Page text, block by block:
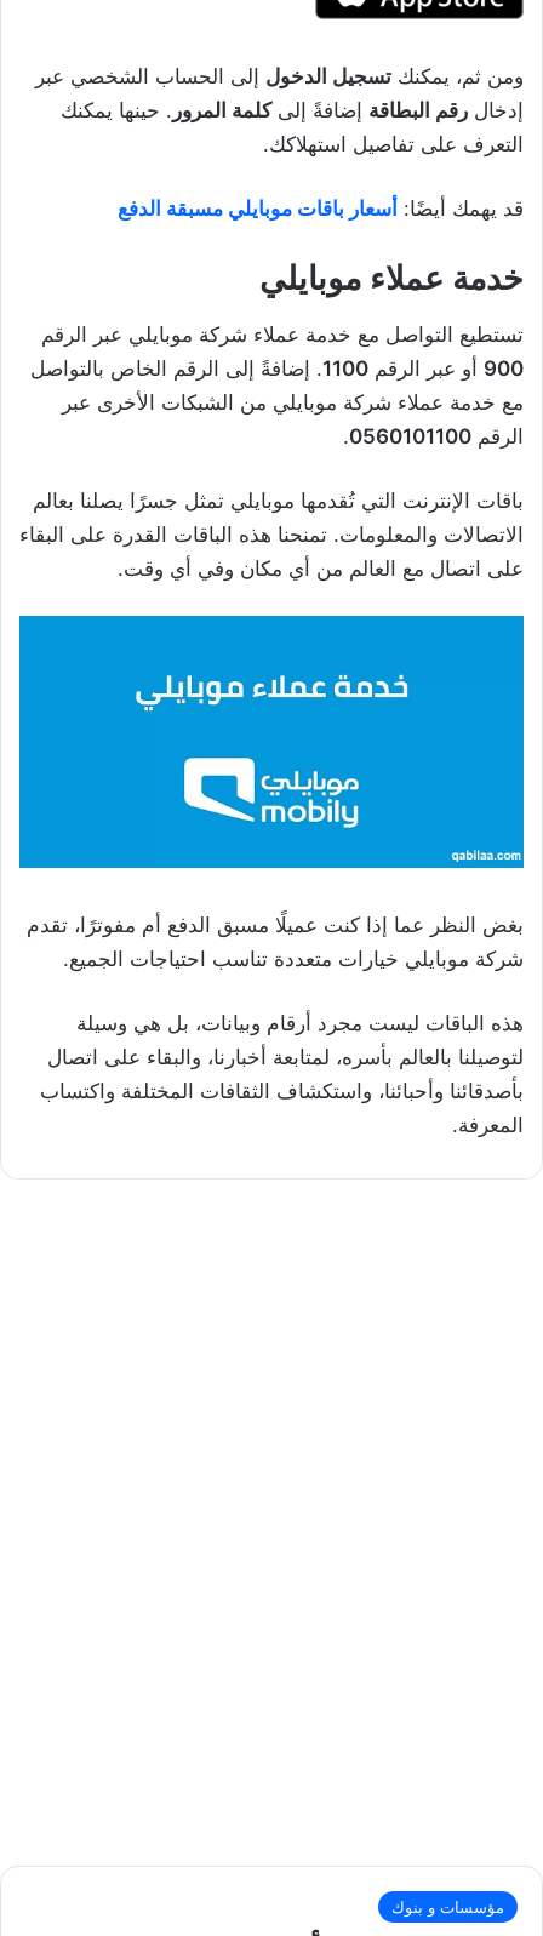
ومن ثم، يمكنك تسجيل الدخول إلى الحساب الشخصي عبر
إدخال رقم البطاقة إضافةً إلىكلمة المرور . حينها يمكنك
التعرف على تفاصيل استهلاكك.
قد يهمك أيضًا: أسعار باقات موبايلي مسبقة الدفع
خدمة عملاء موبايلي
تستطيع التواصل مع خدمة عملاء شركة موبايلي عبر الرقم
900 أو عبر الرقم 1100. إضافةً إلى الرقم الخاص بالتواصل
مع خدمة عملاء شركة موبايلي من الشبكات الأخرى عبر
الرقم 0560101100
.
باقات الإنترنت التي تُقدمها موبايلي تمثل جسرًا يصلنا بعالم
الاتصالات والمعلومات. تمنحنا هذه الباقات القدرة على البقاء
على اتصال مع العالم من أي مكان وفي أي وقت.
بغض النظر عما إذا كنت عميلًا مسبق الدفع أم مفوترًا، تقدم
شركة موبايلي خيارات متعددة تناسب احتياجات الجميع.
هذه الباقات ليست مجرد أرقام وبيانات، بل هي وسيلة
لتوصيلنا بالعالم بأسره، لمتابعة أخبارنا، والبقاء على اتصال
بأصدقائنا وأحبائنا، واستكشاف الثقافات المختلفة واكتساب
المعرفة.